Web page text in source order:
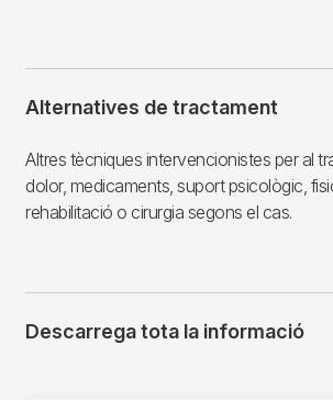
Alternatives de tractament
Altres tècniques intervencionistes per al
dolor, medicaments, suport psicològic,
rehabilitació o cirurgia segons el cas.
Descarrega tota la informació